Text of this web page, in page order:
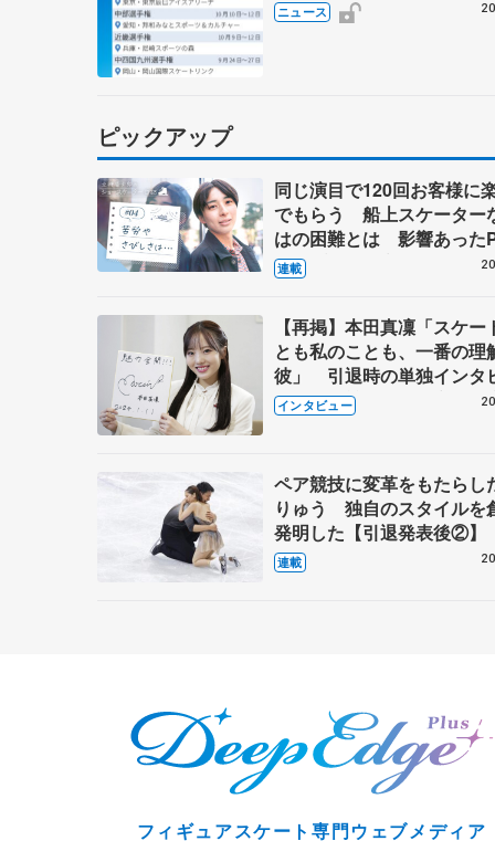
ニュース
ピックアップ
同じ演目で120回お客様に
でもらう 船上スケーター
はの困難とは 影響あった
キャプテン松永さんの存在
連載
【再掲】本田真凜「スケー
とも私のことも、一番の理
彼」 引退時の単独インタ
で語った競技人生や家族、
これからの夢…
インタビュー
ペア競技に変革をもたらし
りゅう 独自のスタイルを
発明した【引退発表後②】
連載
フィギュアスケート専門ウェブメディア